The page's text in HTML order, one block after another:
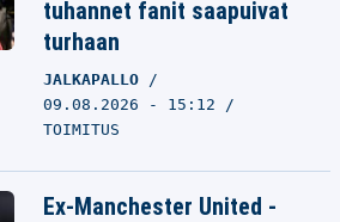
tuhannet fanit saapuivat
turhaan
JALKAPALLO
09.08.2026 - 15:12
TOIMITUS
Ex-Manchester United -